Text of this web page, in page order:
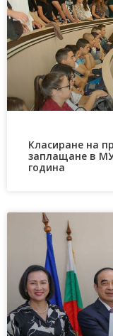
Класиране на
заплащане в
година